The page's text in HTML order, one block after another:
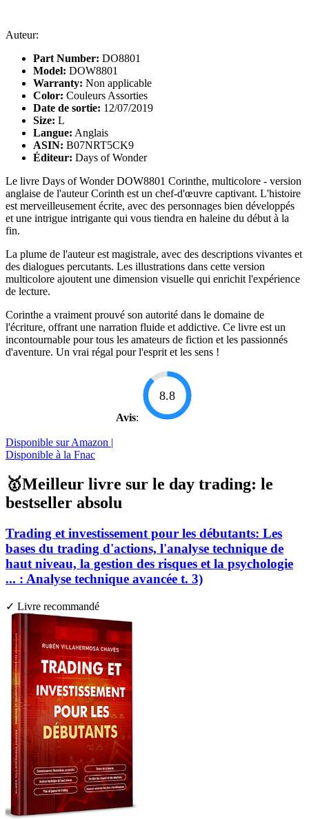
Auteur:
Part Number: DO8801
Model: DOW8801
Warranty: Non applicable
Color: Couleurs Assorties
Date de sortie: 12/07/2019
Size: L
Langue: Anglais
ASIN: B07NRT5CK9
Éditeur: Days of Wonder
Le livre Days of Wonder DOW8801 Corinthe, multicolore - version
anglaise de l'auteur Corinth est un chef-d'œuvre captivant. L'histoire
est merveilleusement écrite, avec des personnages bien développés
et une intrigue intrigante qui vous tiendra en haleine du début à la
fin.
La plume de l'auteur est magistrale, avec des descriptions vivantes et
des dialogues percutants. Les illustrations dans cette version
multicolore ajoutent une dimension visuelle qui enrichit l'expérience
de lecture.
Corinthe a vraiment prouvé son autorité dans le domaine de
l'écriture, offrant une narration fluide et addictive. Ce livre est un
incontournable pour tous les amateurs de fiction et les passionnés
d'aventure. Un vrai régal pour l'esprit et les sens !
Avis:
8.8
Disponible sur Amazon |
Disponible à la Fnac
🥇Meilleur livre sur le day trading: le
bestseller absolu
Trading et investissement pour les débutants: Les
bases du trading d'actions, l'analyse technique de
haut niveau, la gestion des risques et la psychologie
... : Analyse technique avancée t. 3)
✓ Livre recommandé